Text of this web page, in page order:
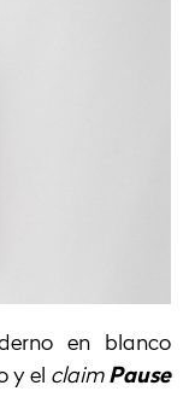
en blanco
y el claim Pause